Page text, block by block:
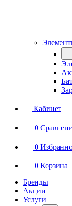
Кабинет
0
0
0 Корзина
Бренды
Акции
Услуги